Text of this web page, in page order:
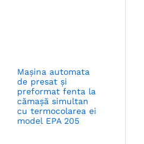
Mașina automata
de presat și
preformat fenta la
cămașă simultan
cu termocolarea ei
model EPA 205